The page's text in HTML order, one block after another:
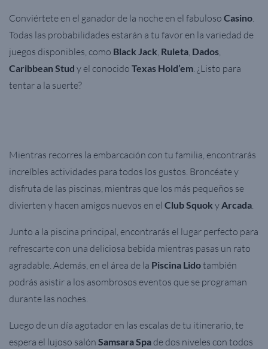
Conviértete en el ganador de la noche en el fabuloso Casino.
Todas las probabilidades estarán a tu favor en la variedad de
juegos disponibles, como Black Jack, Ruleta, Dados,
Caribbean Stud y el conocido Texas Hold’em. ¿Listo para
tentar a la suerte?
Mientras recorres la embarcación con tu familia, encontrarás
increíbles actividades para todos los gustos. Broncéate y
disfruta de las piscinas, mientras que los más pequeños se
divierten y hacen amigos nuevos en el Club Squok yArcada.
Junto a la piscina principal, encontrarás el lugar perfecto para
refrescarte con una deliciosa bebida mientras pasas un rato
agradable. Además, en el área de la Piscina Lidotambién
podrás asistir a los asombrosos eventos que se programan
durante las noches.
Luego de un día agotador en las escalas de tu itinerario, te
espera el lujoso salón Samsara Spade dos niveles con todos